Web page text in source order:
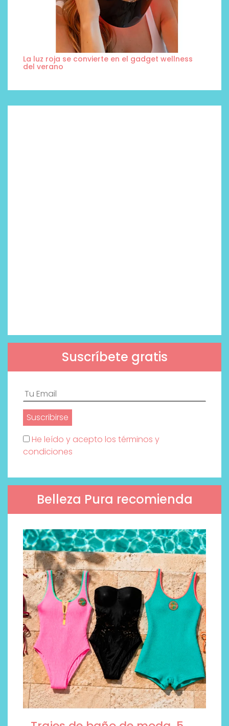
La luz roja se convierte en el gadget wellness
del verano
Suscríbete gratis
He leído y acepto los términos y
condiciones
Belleza Pura recomienda